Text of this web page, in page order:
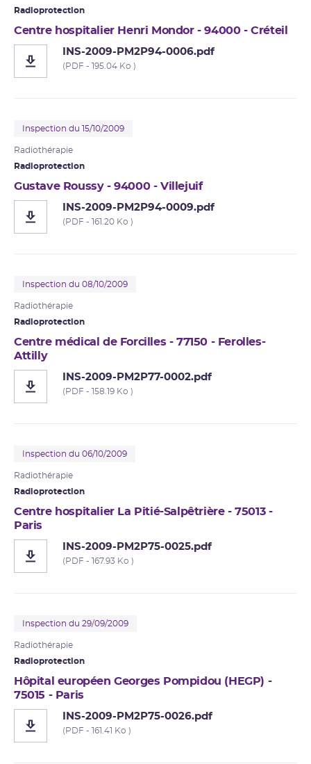
Radioprotection
Centre hospitalier Henri Mondor - 94000 - Créteil
INS-2009-PM2P94-0006.pdf
(PDF - 195.04 Ko )
Inspection du 15/10/2009
Radiothérapie
Radioprotection
Gustave Roussy - 94000 - Villejuif
INS-2009-PM2P94-0009.pdf
(PDF - 161.20 Ko )
Inspection du 08/10/2009
Radiothérapie
Radioprotection
Centre médical de Forcilles - 77150 - Ferolles-
Attilly
INS-2009-PM2P77-0002.pdf
(PDF - 158.19 Ko )
Inspection du 06/10/2009
Radiothérapie
Radioprotection
Centre hospitalier La Pitié-Salpêtrière - 75013 -
Paris
INS-2009-PM2P75-0025.pdf
(PDF - 167.93 Ko )
Inspection du 29/09/2009
Radiothérapie
Radioprotection
Hôpital européen Georges Pompidou (HEGP) -
75015 - Paris
INS-2009-PM2P75-0026.pdf
(PDF - 161.41 Ko )